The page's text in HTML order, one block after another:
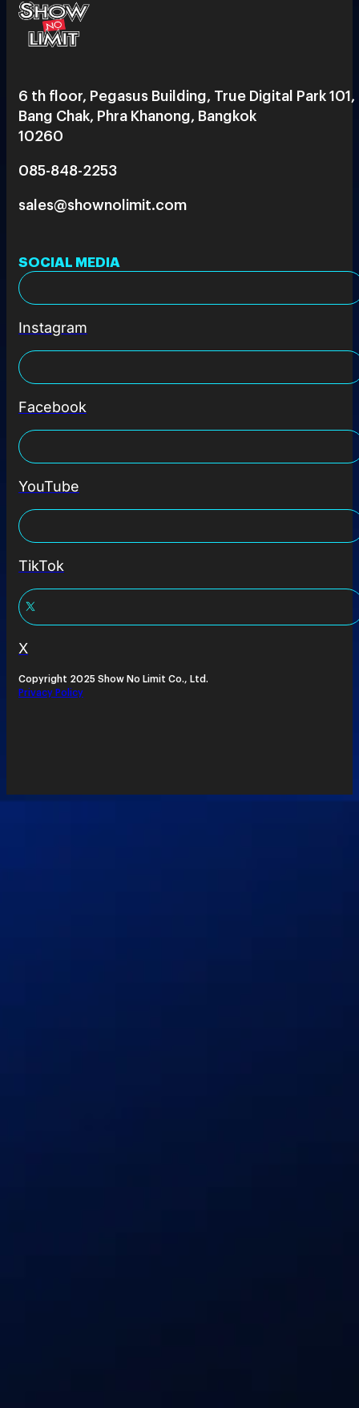
6 th floor, Pegasus Building, True Digital Park 101,
Bang Chak, Phra Khanong, Bangkok
10260
085-848-2253
sales@shownolimit.com
SOCIAL MEDIA
Instagram
Facebook
YouTube
TikTok
X
Copyright 2025 Show No Limit Co., Ltd.
Privacy Policy